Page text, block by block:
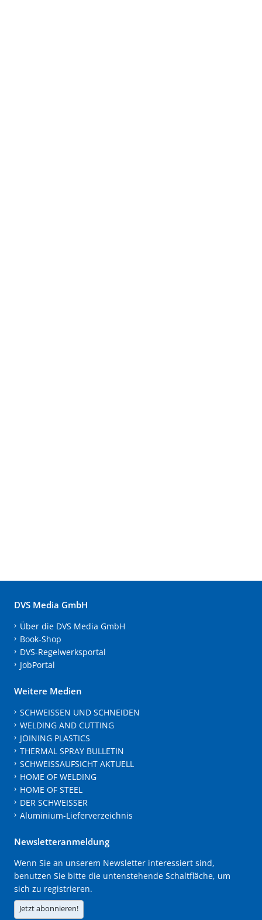
DVS Media GmbH
Über die DVS Media GmbH
Book-Shop
DVS-Regelwerksportal
JobPortal
Weitere Medien
SCHWEISSEN UND SCHNEIDEN
WELDING AND CUTTING
JOINING PLASTICS
THERMAL SPRAY BULLETIN
SCHWEISSAUFSICHT AKTUELL
HOME OF WELDING
HOME OF STEEL
DER SCHWEISSER
Aluminium-Lieferverzeichnis
Newsletteranmeldung
Wenn Sie an unserem Newsletter interessiert sind,
benutzen Sie bitte die untenstehende Schaltfläche, um
sich zu registrieren.
Jetzt abonnieren!